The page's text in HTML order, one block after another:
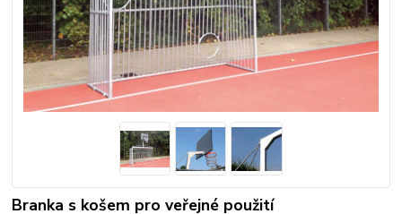
Branka s košem pro veřejné použití